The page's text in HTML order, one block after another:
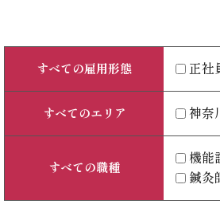
すべての雇用形態 正社
すべてのエリア 神奈
すべての職種
機能
鍼灸